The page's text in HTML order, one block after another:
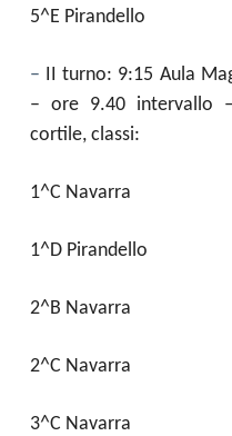
5^E Pirandello
– II turno: 9:15 Aula
– ore 9.40 intervallo
cortile, classi:
1^C Navarra
1^D Pirandello
2^B Navarra
2^C Navarra
3^C Navarra